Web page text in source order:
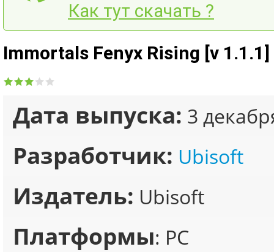
Как тут скачать ?
Immortals Fenyx Rising [v
Дата выпуска: 3
Разработчик: Ubisoft
Издатель: Ubisoft
Платформы: PC